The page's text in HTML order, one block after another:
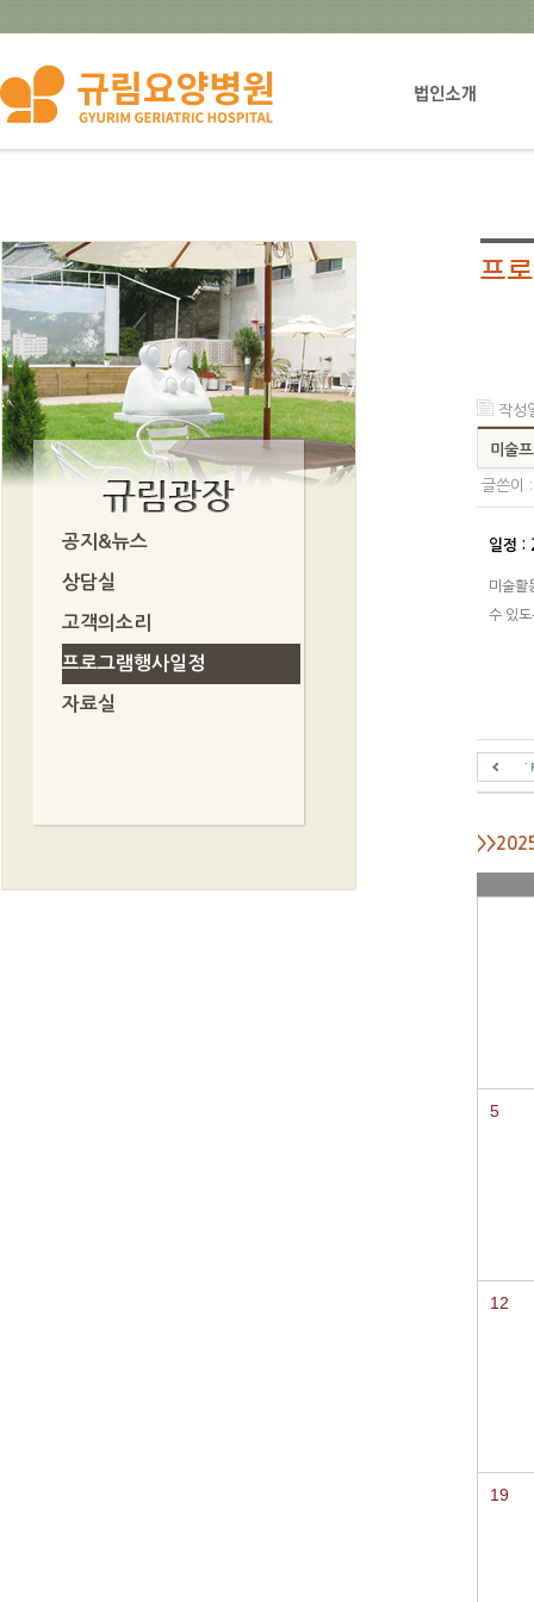
공지&뉴스
상담실
고객의소리
프로그램행사일정
자료실
작
미술
글쓴이
일정
미술활
수 있
5
12
19